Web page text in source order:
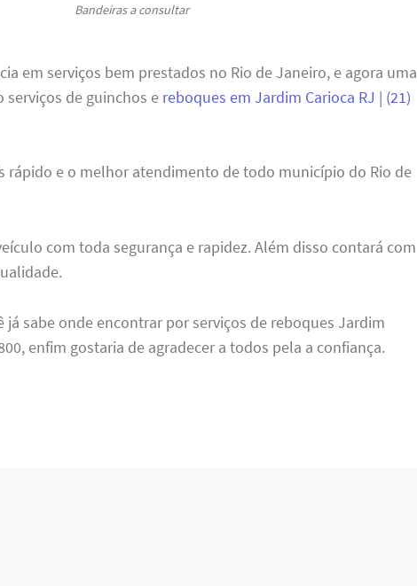
Bandeiras a consultar
em serviços bem prestados no Rio de Janeiro, e agora uma
serviços de guinchos e reboques em Jardim Carioca RJ | (21)
rápido e o melhor atendimento de todo município do Rio de
com toda segurança e rapidez. Além disso contará com
sabe onde encontrar por serviços de reboques Jardim
enfim gostaria de agradecer a todos pela a confiança.